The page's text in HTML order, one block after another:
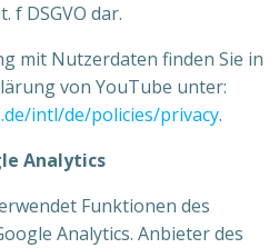
f DSGVO dar.
mit Nutzerdaten finden Sie in
von YouTube unter:
intl/de/policies/privacy.
Analytics
Funktionen des
Analytics. Anbieter des